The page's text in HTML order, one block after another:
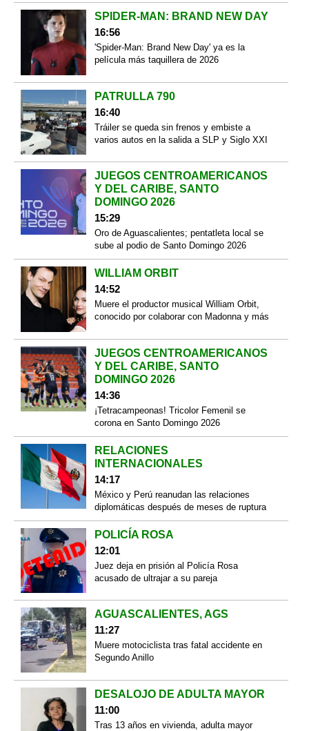
SPIDER-MAN: BRAND NEW DAY
16:56
'Spider-Man: Brand New Day' ya es la
película más taquillera de 2026
PATRULLA 790
16:40
Tráiler se queda sin frenos y embiste a
varios autos en la salida a SLP y Siglo XXI
JUEGOS CENTROAMERICANOS
Y DEL CARIBE, SANTO
DOMINGO 2026
15:29
Oro de Aguascalientes; pentatleta local se
sube al podio de Santo Domingo 2026
WILLIAM ORBIT
14:52
Muere el productor musical William Orbit,
conocido por colaborar con Madonna y más
JUEGOS CENTROAMERICANOS
Y DEL CARIBE, SANTO
DOMINGO 2026
14:36
¡Tetracampeonas! Tricolor Femenil se
corona en Santo Domingo 2026
RELACIONES
INTERNACIONALES
14:17
México y Perú reanudan las relaciones
diplomáticas después de meses de ruptura
POLICÍA ROSA
12:01
Juez deja en prisión al Policía Rosa
acusado de ultrajar a su pareja
AGUASCALIENTES, AGS
11:27
Muere motociclista tras fatal accidente en
Segundo Anillo
DESALOJO DE ADULTA MAYOR
11:00
Tras 13 años en vivienda, adulta mayor